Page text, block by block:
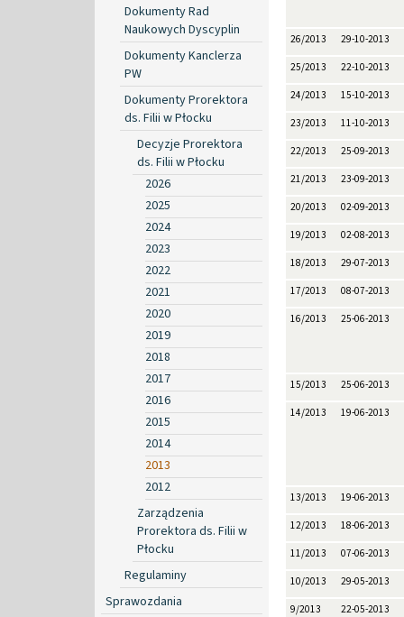
Dokumenty Rad
Naukowych Dyscyplin
Dokumenty Kanclerza
PW
Dokumenty Prorektora
ds. Filii w Płocku
Decyzje Prorektora
ds. Filii w Płocku
2026
2025
2024
2023
2022
2021
2020
2019
2018
2017
2016
2015
2014
2013
2012
Zarządzenia
Prorektora ds. Filii w
Płocku
Regulaminy
Sprawozdania
26/2013 29-10-2013
25/2013 22-10-2013
24/2013 15-10-2013
23/2013 11-10-2013
22/2013 25-09-2013
21/2013 23-09-2013
20/2013 02-09-2013
19/2013 02-08-2013
18/2013 29-07-2013
17/2013 08-07-2013
16/2013 25-06-2013
15/2013 25-06-2013
14/2013 19-06-2013
13/2013 19-06-2013
12/2013 18-06-2013
11/2013 07-06-2013
10/2013 29-05-2013
9/2013 22-05-2013